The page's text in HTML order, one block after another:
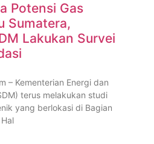
Potensi Gas
Sumatera,
Lakukan Survei
– Kementerian Energi dan
terus melakukan studi
yang berlokasi di Bagian